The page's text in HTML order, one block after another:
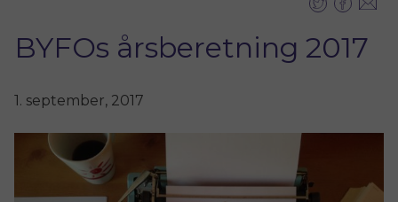
BYFOs årsberetning 2017
1. september, 2017